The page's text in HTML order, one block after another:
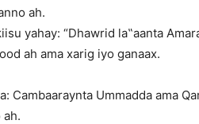
ah.
yahay: “Dhawrid la‟aanta
ah ama xarig iyo ganaax.
Cambaaraynta Ummadda ama